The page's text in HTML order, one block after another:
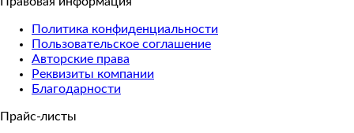
Политика конфиденциальности
Пользовательское соглашение
Авторские права
Реквизиты компании
Благодарности
Прайс-листы